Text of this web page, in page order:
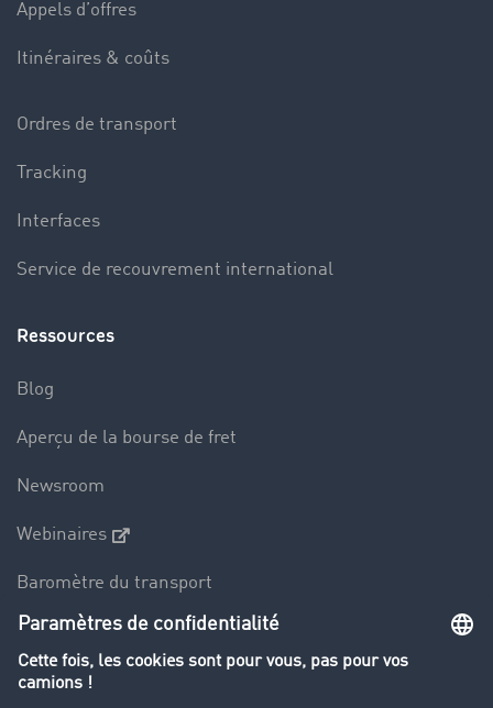
Appels d’offres
Itinéraires & coûts
Ordres de transport
Tracking
Interfaces
Service de recouvrement international
Ressources
Blog
Aperçu de la bourse de fret
Newsroom
Webinaires
Baromètre du transport
Le dictionnaire du transport
Interdiction de circulation des poids lourds